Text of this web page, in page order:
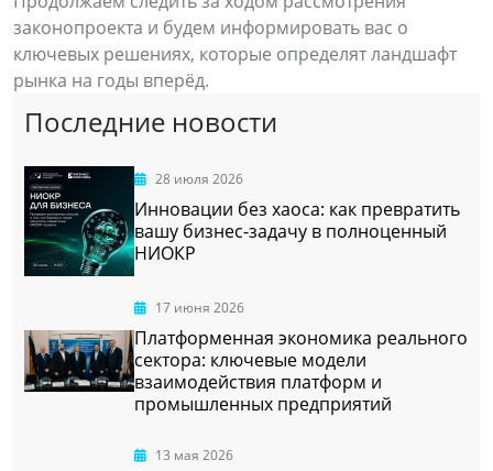
законопроекта и будем информировать вас о
ключевых решениях, которые определят ландшафт
рынка на годы вперёд.
Последние новости
28 июля 2026
Инновации без хаоса: как превратить
вашу бизнес-задачу в полноценный
НИОКР
17 июня 2026
Платформенная экономика реального
сектора: ключевые модели
взаимодействия платформ и
промышленных предприятий
13 мая 2026